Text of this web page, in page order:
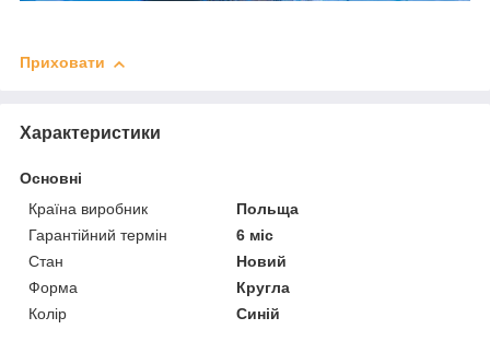
Приховати
Характеристики
Основні
Країна виробник
Польща
Гарантійний термін
6 міс
Стан
Новий
Форма
Кругла
Колір
Синій